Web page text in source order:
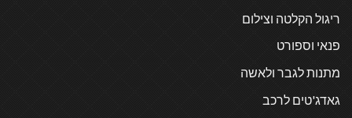
ריגול הקלטה וצילום
פנאי וספורט
מתנות לגבר ולאשה
גאדג'טים לרכב